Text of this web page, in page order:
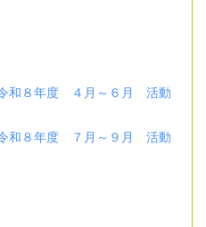
和８年度 ４月～６月 活動
和８年度 ７月～９月 活動